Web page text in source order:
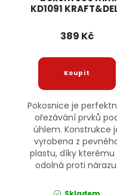
KD1091
389 Kč
Pokosnice je
ořezávání prvků
úhlem. Konstrukce
vyrobena z
plastu, díky kterému
odolná proti nárazu.